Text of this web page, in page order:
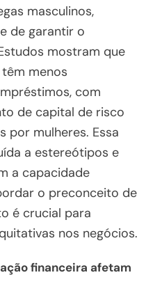
masculinos,
de garantir o
mostram que
menos
com
de capital de risco
por mulheres. Essa
a estereótipos e
a capacidade
o preconceito de
é crucial para
nos negócios.
financeira afetam